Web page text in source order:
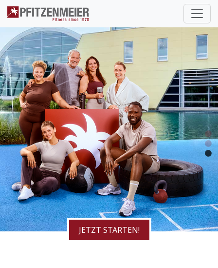
Pfitzenmeier
JETZT STARTEN!